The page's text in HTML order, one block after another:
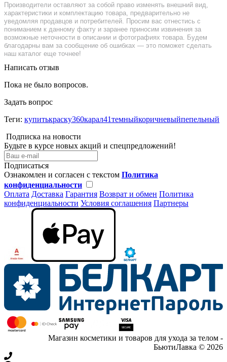
Производители оставляют за собой право изменять внешний вид,
характеристики и комплектацию товара, предварительно не
уведомляя продавцов и потребителей. Просим вас отнестись с
пониманием к данному факту и заранее приносим извинения за
возможные неточности в описании и фотографиях товара. Будем
благодарны вам за сообщение об ошибках — это поможет сделать
наш каталог еще точнее!
Написать отзыв
Пока не было вопросов.
Задать вопрос
Теги: купитькраску360карал41темныйкоричневыйпепельный
Подписка на новости
Будьте в курсе новых акций и спецпредложений!
Подписаться
Ознакомлен и согласен с текстом Политика
конфиденциальности
Оплата Доставка Гарантия Возврат и обмен Политика
конфиденциальности Условия соглашения Партнеры
Магазин косметики и товаров для ухода за телом -
БьютиЛавка © 2026